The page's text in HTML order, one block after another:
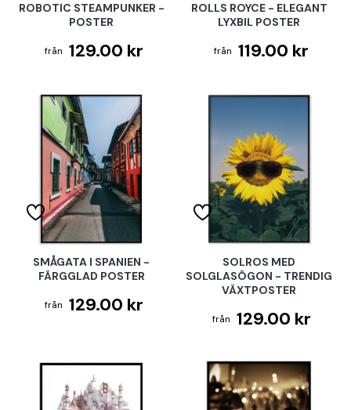
ROBOTIC STEAMPUNKER -
POSTER
129.00 kr
ROLLS ROYCE - ELEGANT
LYXBIL POSTER
119.00 kr
SMÅGATA I SPANIEN -
FÄRGGLAD POSTER
129.00 kr
SOLROS MED
SOLGLASÖGON - TRENDIG
VÄXTPOSTER
129.00 kr